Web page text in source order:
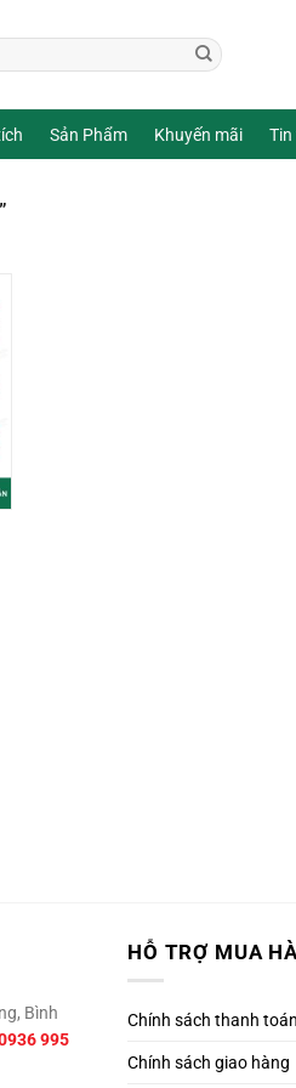
Sản Phẩm Khuyến mãi
Bình
995
HỖ TRỢ MUA
Chính sách thanh toán
Chính sách giao hàng